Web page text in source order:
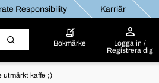
Responsibility Karriär
Bokmärke
Logga in /
Registrera dig
utmärkt kaffe ;)